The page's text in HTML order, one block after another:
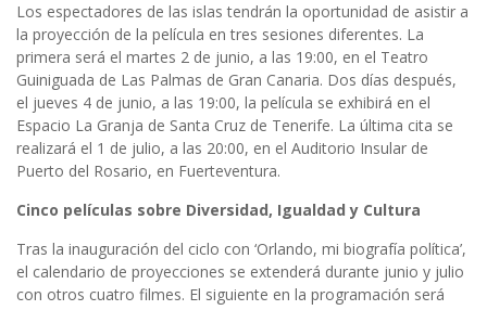
Los espectadores de las islas tendrán la oportunidad de asistir a
la proyección de la película en tres sesiones diferentes. La
primera será el martes 2 de junio, a las 19:00, en el Teatro
Guiniguada de Las Palmas de Gran Canaria. Dos días después,
el jueves 4 de junio, a las 19:00, la película se exhibirá en el
Espacio La Granja de Santa Cruz de Tenerife. La última cita se
realizará el 1 de julio, a las 20:00, en el Auditorio Insular de
Puerto del Rosario, en Fuerteventura.
Cinco películas sobre Diversidad, Igualdad y Cultura
Tras la inauguración del ciclo con ‘Orlando, mi biografía política’,
el calendario de proyecciones se extenderá durante junio y julio
con otros cuatro filmes. El siguiente en la programación será